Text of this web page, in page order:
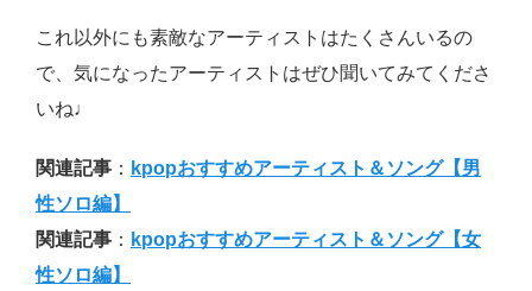
これ以外にも素敵なアーティストはたくさんいるの
で、気になったアーティストはぜひ聞いてみてくださ
いね♩
関連記事 ： kpopおすすめアーティスト＆ソング【男
性ソロ編】
関連記事 ： kpopおすすめアーティスト＆ソング【女
性ソロ編】